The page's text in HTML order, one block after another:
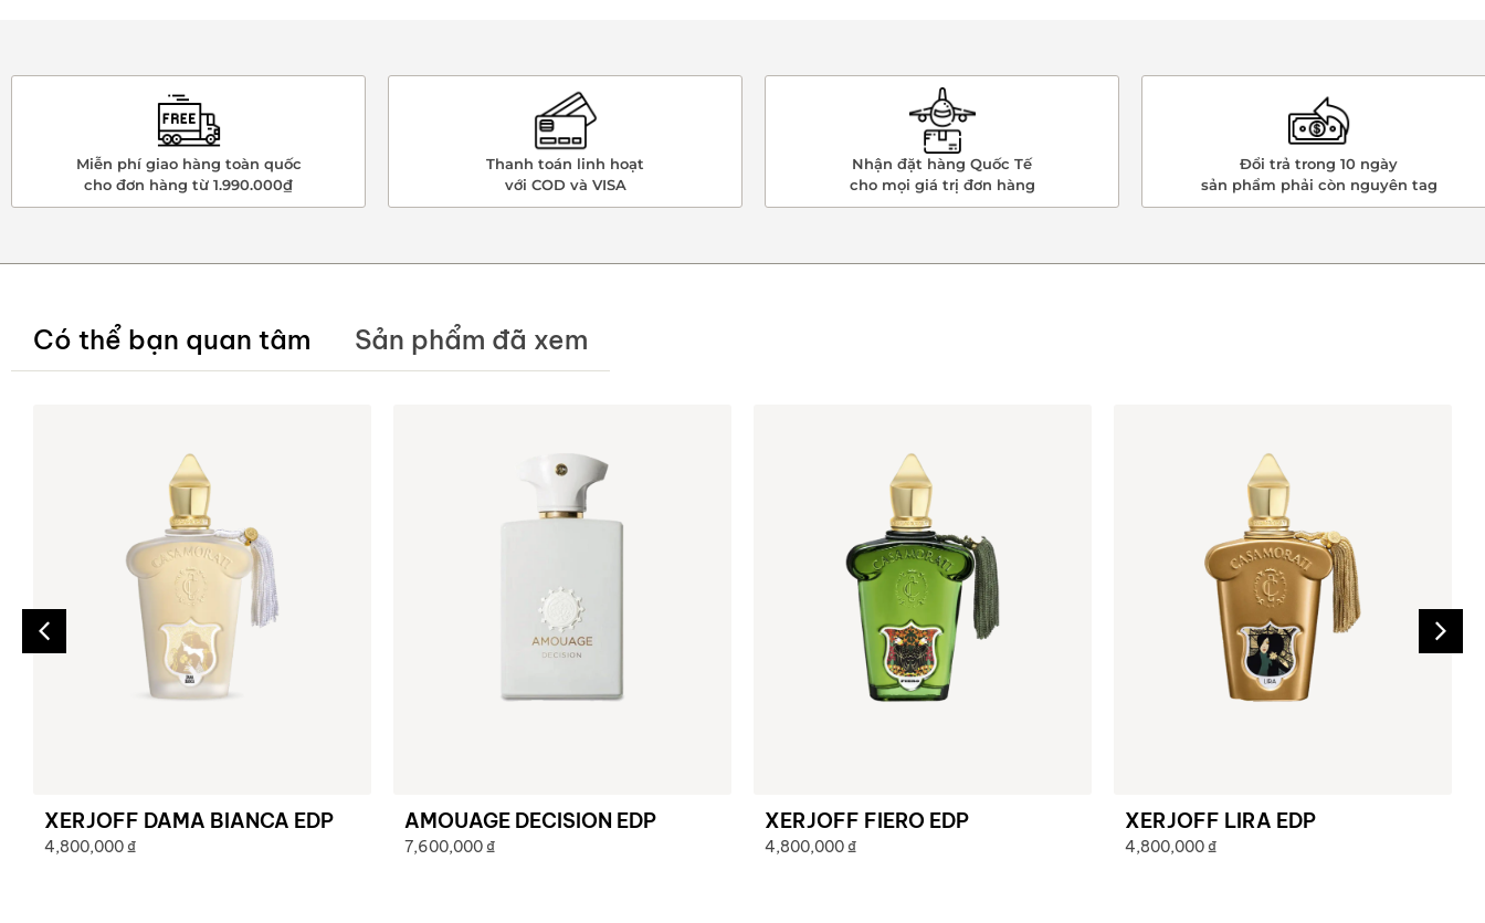
Miễn phí giao hàng toàn quốc
cho đơn hàng từ 1.990.000₫
Thanh toán linh hoạt
với COD và VISA
Nhận đặt hàng Quốc Tế
cho mọi giá trị đơn hàng
Đổi trả trong 10 ngày
sản phẩm phải còn nguyên tag
Có thể bạn quan tâm Sản phẩm đã xem
XERJOFF DAMA BIANCA EDP
4,800,000 ₫
AMOUAGE DECISION EDP
7,600,000 ₫
XERJOFF FIERO EDP
4,800,000 ₫
XERJOFF LIRA EDP
4,800,000 ₫